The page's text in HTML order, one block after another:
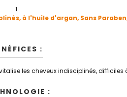
à l'huile d'argan, Sans
:
les cheveux indisciplinés, difficiles
: